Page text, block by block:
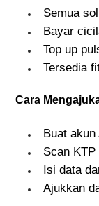
Semua
Bayar
Top up
Tersedia
Cara
Buat akun
Scan KTP
Isi data
Ajukkan